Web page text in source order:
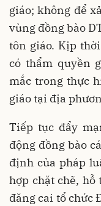
giáo; không để
vùng đồng bào
tôn giáo. Kịp
có thẩm quyền
mắc trong thực
giáo tại địa
Tiếp tục đẩy
động đồng bào
định của pháp
hợp chặt chẽ, hỗ
đăng cai tổ chức